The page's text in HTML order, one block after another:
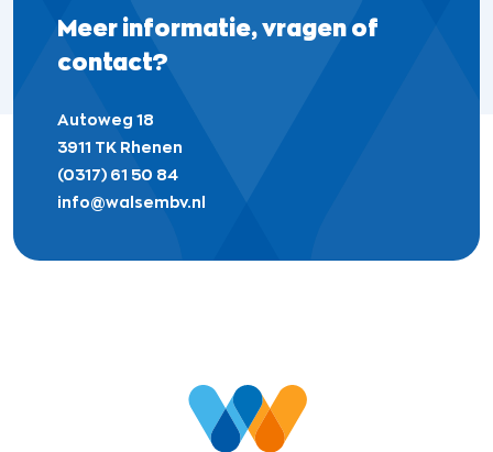
Meer informatie,vragen of
contact?
Autoweg 18
3911 TK Rhenen
(0317) 61 50 84
info@walsembv.nl